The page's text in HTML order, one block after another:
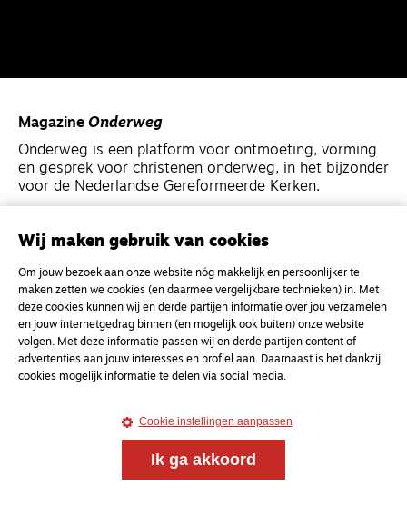
Magazine Onderweg
Onderweg is een platform voor ontmoeting, vorming
en gesprek voor christenen onderweg, in het bijzonder
voor de Nederlandse Gereformeerde Kerken.
MagazineOnderweg
NL46 INGB 0117 5827 86
info@onderwegonline.nl
Wij maken gebruik van cookies
Om jouw bezoek aan onze website nóg makkelijk en persoonlijker te
maken zetten we cookies (en daarmee vergelijkbare technieken) in. Met
deze cookies kunnen wij en derde partijen informatie over jou verzamelen
en jouw internetgedrag binnen (en mogelijk ook buiten) onze website
volgen. Met deze informatie passen wij en derde partijen content of
advertenties aan jouw interesses en profiel aan. Daarnaast is het dankzij
cookies mogelijk informatie te delen via social media.
Cookie instellingen aanpassen
Ik ga akkoord